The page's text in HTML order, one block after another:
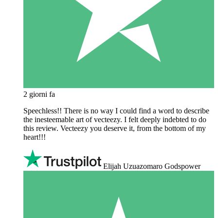
2 giorni fa
Speechless!! There is no way I could find a word to describe
the inesteemable art of vecteezy. I felt deeply indebted to do
this review. Vecteezy you deserve it, from the bottom of my
heart!!!
Elijah Uzuazomaro Godspower